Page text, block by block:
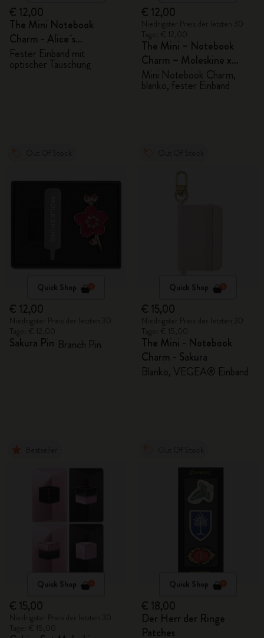
€ 12,00
The Mini Notebook
Charm - Alice´s
Abenteuer im Wunderland
Fester Einband mit
optischer Täuschung
€ 12,00
The Mini – Notebook
Charm – Moleskine x
BLACKPINK
Mini Notebook Charm,
blanko, fester Einband
Quick Shop
€ 12,00
Sakura Pin Branch Pin
Quick Shop
€ 15,00
The Mini - Notebook
Charm - Sakura
Blanko, VEGEA® Einband
Quick Shop
€ 15,00
Quick Shop
€ 18,00
Der Herr der Ringe
Patches